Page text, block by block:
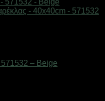
571532 – Beige